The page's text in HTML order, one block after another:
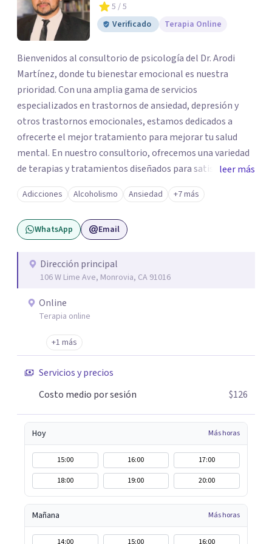
5 / 5
Verificado
Terapia Online
Bienvenidos al consultorio de psicología del Dr. Arodi
Martínez, donde tu bienestar emocional es nuestra
prioridad. Con una amplia gama de servicios
especializados en trastornos de ansiedad, depresión y
otros trastornos emocionales, estamos dedicados a
ofrecerte el mejor tratamiento para mejorar tu salud
mental. En nuestro consultorio, ofrecemos una variedad
de terapias y tratamientos diseñados para satisfacer tus
necesidades específicas: Terapia para Trastornos de
Ansiedad y Depresión: Somos expertos en el tratamiento
de la ansiedad y la depresión, utilizando enfoques
basados en evidencia para ayudarte a recuperar tu
Familiar: Trabajamos contigo y tus seres queridos para
fortalecer las relaciones y mejorar la dinámica familiar.
Terapia cognitivo-conductual Terapia de apoyo Terapia
exposición Terapia de juego para niños Tratamiento de
Traumas y Trastornos de Estrés Postraumático:
Ofrecemos apoyo psicológico para ayudarte a superar
experiencias traumáticas y mejorar tu calidad de vida.
leer más
Adicciones Alcoholismo Ansiedad +7 más
WhatsApp Email
Dirección principal
106 W Lime Ave, Monrovia, CA 91016
Online
Terapia online
+1 más
Servicios y precios
Costo medio por sesión
$126
Hoy Más horas
15:00 16:00
17:00
18:00
19:00 20:00
Mañana Más horas
14:00 15:00 16:00